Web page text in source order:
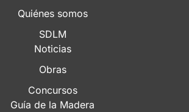
Quiénes somos
SDLM
Noticias
Obras
Concursos
Guía de la Madera